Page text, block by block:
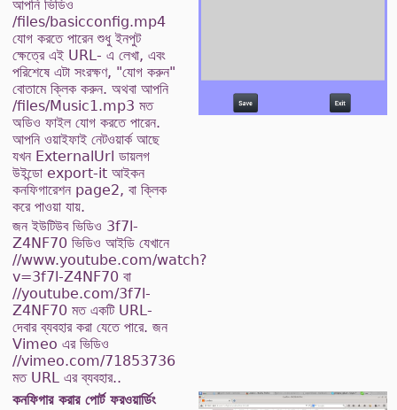
আপনি ভিডিও
/files/basicconfig.mp4
যোগ করতে পারেন শুধু ইনপুট
ক্ষেত্রে এই URL- এ লেখা, এবং
পরিশেষে এটা সংরক্ষণ, "যোগ করুন"
বোতামে ক্লিক করুন. অথবা আপনি
/files/Music1.mp3 মত
অডিও ফাইল যোগ করতে পারেন.
আপনি ওয়াইফাই নেটওয়ার্ক আছে
যখন ExternalUrl ডায়লগ
উইন্ডো export-it আইকন
কনফিগারেশন page2, বা ক্লিক
করে পাওয়া যায়.
জন ইউটিউব ভিডিও 3f7l-
Z4NF70 ভিডিও আইডি যেখানে
//www.youtube.com/watch?
v=3f7l-Z4NF70 বা
//youtube.com/3f7l-
Z4NF70 মত একটি URL-
দেবার ব্যবহার করা যেতে পারে. জন
Vimeo এর ভিডিও
//vimeo.com/71853736
মত URL এর ব্যবহার..
কনফিগার করার পোর্ট ফরওয়ার্ডিং